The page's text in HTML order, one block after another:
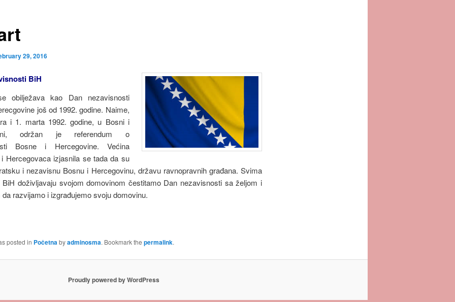
29, 2016
BiH
obilježava kao Dan nezavisnosti
još od 1992. godine. Naime,
i 1. marta 1992. godine, u Bosni i
održan je referendum o
Bosne i Hercegovine. Većina
Hercegovaca izjasnila se tada da su
i nezavisnu Bosnu i Hercegovinu, državu ravnopravnih građana. Svima
BiH doživljavaju svojom domovinom čestitamo Dan nezavisnosti sa željom i
razvijamo i izgrađujemo svoju domovinu.
posted in Početnabyadminosma. Bookmark the permalink.
Proudly powered by WordPress